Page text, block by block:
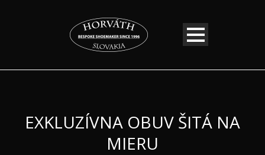
EXKLUZÍVNA OBUV ŠITÁ NA
MIERU